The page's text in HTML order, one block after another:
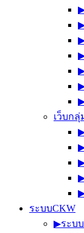
เว็บกลุ่
ระบบCKW
▶︎ระบ